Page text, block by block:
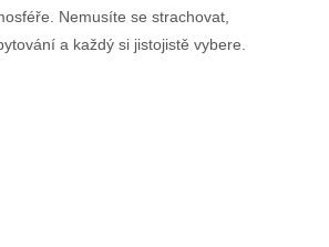
Nemusíte se strachovat,
a každý si jistojistě vybere.